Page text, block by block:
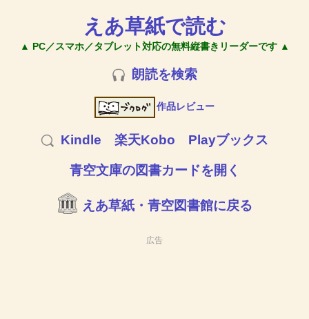
えあ草紙で読む
▲ PC／スマホ／タブレット対応の無料縦書きリーダーです ▲
朗読を検索
作品レビュー
Kindle 楽天Kobo Playブックス
青空文庫の図書カードを開く
えあ草紙・青空図書館に戻る
広告